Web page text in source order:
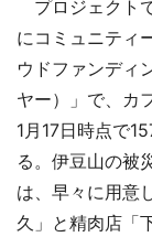
プロジェクト
にコミュニティ
ウドファンディ
ヤー）」で、カ
1月17日時点で
る。伊豆山の被
は、早々に用意
久」と精肉店「